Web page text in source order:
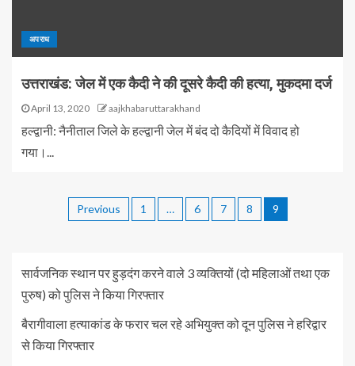
अपराध
उत्तराखंड: जेल में एक कैदी ने की दूसरे कैदी की हत्या, मुकदमा दर्ज
April 13, 2020 aajkhabaruttarakhand
हल्द्वानी: नैनीताल जिले के हल्द्वानी जेल में बंद दो कैदियों में विवाद हो
गया।...
Previous 1 … 6 7 8 9
सार्वजनिक स्थान पर हुड़दंग करने वाले 3 व्यक्तियों (दो महिलाओं तथा एक
पुरुष) को पुलिस ने किया गिरफ्तार
बैरागीवाला हत्याकांड के फरार चल रहे अभियुक्त को दून पुलिस ने हरिद्वार
से किया गिरफ्तार